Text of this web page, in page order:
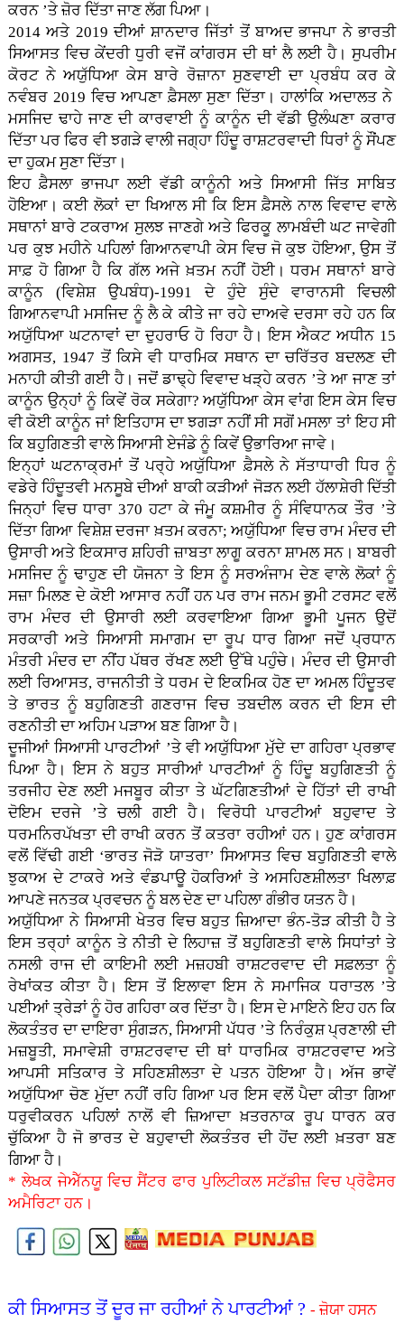
ਕਰਨ ’ਤੇ ਜ਼ੋਰ ਦਿੱਤਾ ਜਾਣ ਲੱਗ ਪਿਆ।
2014 ਅਤੇ 2019 ਦੀਆਂ ਸ਼ਾਨਦਾਰ ਜਿੱਤਾਂ ਤੋਂ ਬਾਅਦ ਭਾਜਪਾ ਨੇ ਭਾਰਤੀ
ਸਿਆਸਤ ਵਿਚ ਕੇਂਦਰੀ ਧੁਰੀ ਵਜੋਂ ਕਾਂਗਰਸ ਦੀ ਥਾਂ ਲੈ ਲਈ ਹੈ। ਸੁਪਰੀਮ
ਕੋਰਟ ਨੇ ਅਯੁੱਧਿਆ ਕੇਸ ਬਾਰੇ ਰੋਜ਼ਾਨਾ ਸੁਣਵਾਈ ਦਾ ਪ੍ਰਬੰਧ ਕਰ ਕੇ
ਨਵੰਬਰ 2019 ਵਿਚ ਆਪਣਾ ਫ਼ੈਸਲਾ ਸੁਣਾ ਦਿੱਤਾ। ਹਾਲਾਂਕਿ ਅਦਾਲਤ ਨੇ
ਮਸਜਿਦ ਢਾਹੇ ਜਾਣ ਦੀ ਕਾਰਵਾਈ ਨੂੰ ਕਾਨੂੰਨ ਦੀ ਵੱਡੀ ਉਲੰਘਣਾ ਕਰਾਰ
ਦਿੱਤਾ ਪਰ ਫਿਰ ਵੀ ਝਗੜੇ ਵਾਲੀ ਜਗ੍ਹਾ ਹਿੰਦੂ ਰਾਸ਼ਟਰਵਾਦੀ ਧਿਰਾਂ ਨੂੰ ਸੌਂਪਣ
ਦਾ ਹੁਕਮ ਸੁਣਾ ਦਿੱਤਾ।
ਇਹ ਫ਼ੈਸਲਾ ਭਾਜਪਾ ਲਈ ਵੱਡੀ ਕਾਨੂੰਨੀ ਅਤੇ ਸਿਆਸੀ ਜਿੱਤ ਸਾਬਿਤ
ਹੋਇਆ। ਕਈ ਲੋਕਾਂ ਦਾ ਖਿਆਲ ਸੀ ਕਿ ਇਸ ਫ਼ੈਸਲੇ ਨਾਲ ਵਿਵਾਦ ਵਾਲੇ
ਸਥਾਨਾਂ ਬਾਰੇ ਟਕਰਾਅ ਸੁਲਝ ਜਾਣਗੇ ਅਤੇ ਫਿਰਕੂ ਲਾਮਬੰਦੀ ਘਟ ਜਾਵੇਗੀ
ਪਰ ਕੁਝ ਮਹੀਨੇ ਪਹਿਲਾਂ ਗਿਆਨਵਾਪੀ ਕੇਸ ਵਿਚ ਜੋ ਕੁਝ ਹੋਇਆ, ਉਸ ਤੋਂ
ਸਾਫ਼ ਹੋ ਗਿਆ ਹੈ ਕਿ ਗੱਲ ਅਜੇ ਖ਼ਤਮ ਨਹੀਂ ਹੋਈ। ਧਰਮ ਸਥਾਨਾਂ ਬਾਰੇ
ਕਾਨੂੰਨ (ਵਿਸ਼ੇਸ਼ ਉਪਬੰਧ)-1991 ਦੇ ਹੁੰਦੇ ਸੁੰਦੇ ਵਾਰਾਨਸੀ ਵਿਚਲੀ
ਗਿਆਨਵਾਪੀ ਮਸਜਿਦ ਨੂੰ ਲੈ ਕੇ ਕੀਤੇ ਜਾ ਰਹੇ ਦਾਅਵੇ ਦਰਸਾ ਰਹੇ ਹਨ ਕਿ
ਅਯੁੱਧਿਆ ਘਟਨਾਵਾਂ ਦਾ ਦੁਹਰਾਓ ਹੋ ਰਿਹਾ ਹੈ। ਇਸ ਐਕਟ ਅਧੀਨ 15
ਅਗਸਤ, 1947 ਤੋਂ ਕਿਸੇ ਵੀ ਧਾਰਮਿਕ ਸਥਾਨ ਦਾ ਚਰਿੱਤਰ ਬਦਲਣ ਦੀ
ਮਨਾਹੀ ਕੀਤੀ ਗਈ ਹੈ। ਜਦੋਂ ਡਾਢ੍ਹੇ ਵਿਵਾਦ ਖੜ੍ਹੇ ਕਰਨ ’ਤੇ ਆ ਜਾਣ ਤਾਂ
ਕਾਨੂੰਨ ਉਨ੍ਹਾਂ ਨੂੰ ਕਿਵੇਂ ਰੋਕ ਸਕੇਗਾ? ਅਯੁੱਧਿਆ ਕੇਸ ਵਾਂਗ ਇਸ ਕੇਸ ਵਿਚ
ਵੀ ਕੋਈ ਕਾਨੂੰਨ ਜਾਂ ਇਤਿਹਾਸ ਦਾ ਝਗੜਾ ਨਹੀਂ ਸੀ ਸਗੋਂ ਮਸਲਾ ਤਾਂ ਇਹ ਸੀ
ਕਿ ਬਹੁਗਿਣਤੀ ਵਾਲੇ ਸਿਆਸੀ ਏਜੰਡੇ ਨੂੰ ਕਿਵੇਂ ਉਭਾਰਿਆ ਜਾਵੇ।
ਇਨ੍ਹਾਂ ਘਟਨਾਕ੍ਰਮਾਂ ਤੋਂ ਪਰ੍ਹੇ ਅਯੁੱਧਿਆ ਫ਼ੈਸਲੇ ਨੇ ਸੱਤਾਧਾਰੀ ਧਿਰ ਨੂੰ
ਵਡੇਰੇ ਹਿੰਦੂਤਵੀ ਮਨਸੂਬੇ ਦੀਆਂ ਬਾਕੀ ਕੜੀਆਂ ਜੋੜਨ ਲਈ ਹੱਲਾਸ਼ੇਰੀ ਦਿੱਤੀ
ਜਿਨ੍ਹਾਂ ਵਿਚ ਧਾਰਾ 370 ਹਟਾ ਕੇ ਜੰਮੂ ਕਸ਼ਮੀਰ ਨੂੰ ਸੰਵਿਧਾਨਕ ਤੌਰ ’ਤੇ
ਦਿੱਤਾ ਗਿਆ ਵਿਸ਼ੇਸ਼ ਦਰਜਾ ਖ਼ਤਮ ਕਰਨਾ; ਅਯੁੱਧਿਆ ਵਿਚ ਰਾਮ ਮੰਦਰ ਦੀ
ਉਸਾਰੀ ਅਤੇ ਇਕਸਾਰ ਸ਼ਹਿਰੀ ਜ਼ਾਬਤਾ ਲਾਗੂ ਕਰਨਾ ਸ਼ਾਮਲ ਸਨ। ਬਾਬਰੀ
ਮਸਜਿਦ ਨੂੰ ਢਾਹੁਣ ਦੀ ਯੋਜਨਾ ਤੇ ਇਸ ਨੂੰ ਸਰਅੰਜਾਮ ਦੇਣ ਵਾਲੇ ਲੋਕਾਂ ਨੂੰ
ਸਜ਼ਾ ਮਿਲਣ ਦੇ ਕੋਈ ਆਸਾਰ ਨਹੀਂ ਹਨ ਪਰ ਰਾਮ ਜਨਮ ਭੂਮੀ ਟਰਸਟ ਵਲੋਂ
ਰਾਮ ਮੰਦਰ ਦੀ ਉਸਾਰੀ ਲਈ ਕਰਵਾਇਆ ਗਿਆ ਭੂਮੀ ਪੂਜਨ ਉਦੋਂ
ਸਰਕਾਰੀ ਅਤੇ ਸਿਆਸੀ ਸਮਾਗਮ ਦਾ ਰੂਪ ਧਾਰ ਗਿਆ ਜਦੋਂ ਪ੍ਰਧਾਨ
ਮੰਤਰੀ ਮੰਦਰ ਦਾ ਨੀਂਹ ਪੱਥਰ ਰੱਖਣ ਲਈ ਉੱਥੇ ਪਹੁੰਚੇ। ਮੰਦਰ ਦੀ ਉਸਾਰੀ
ਲਈ ਰਿਆਸਤ, ਰਾਜਨੀਤੀ ਤੇ ਧਰਮ ਦੇ ਇਕਮਿਕ ਹੋਣ ਦਾ ਅਮਲ ਹਿੰਦੂਤਵ
ਤੇ ਭਾਰਤ ਨੂੰ ਬਹੁਗਿਣਤੀ ਗਣਰਾਜ ਵਿਚ ਤਬਦੀਲ ਕਰਨ ਦੀ ਇਸ ਦੀ
ਰਣਨੀਤੀ ਦਾ ਅਹਿਮ ਪੜਾਅ ਬਣ ਗਿਆ ਹੈ।
ਦੂਜੀਆਂ ਸਿਆਸੀ ਪਾਰਟੀਆਂ ’ਤੇ ਵੀ ਅਯੁੱਧਿਆ ਮੁੱਦੇ ਦਾ ਗਹਿਰਾ ਪ੍ਰਭਾਵ
ਪਿਆ ਹੈ। ਇਸ ਨੇ ਬਹੁਤ ਸਾਰੀਆਂ ਪਾਰਟੀਆਂ ਨੂੰ ਹਿੰਦੂ ਬਹੁਗਿਣਤੀ ਨੂੰ
ਤਰਜੀਹ ਦੇਣ ਲਈ ਮਜਬੂਰ ਕੀਤਾ ਤੇ ਘੱਟਗਿਣਤੀਆਂ ਦੇ ਹਿੱਤਾਂ ਦੀ ਰਾਖੀ
ਦੋਇਮ ਦਰਜੇ ’ਤੇ ਚਲੀ ਗਈ ਹੈ। ਵਿਰੋਧੀ ਪਾਰਟੀਆਂ ਬਹੁਵਾਦ ਤੇ
ਧਰਮਨਿਰਪੱਖਤਾ ਦੀ ਰਾਖੀ ਕਰਨ ਤੋਂ ਕਤਰਾ ਰਹੀਆਂ ਹਨ। ਹੁਣ ਕਾਂਗਰਸ
ਵਲੋਂ ਵਿੱਢੀ ਗਈ ‘ਭਾਰਤ ਜੋੜੋ ਯਾਤਰਾ’ ਸਿਆਸਤ ਵਿਚ ਬਹੁਗਿਣਤੀ ਵਾਲੇ
ਝੁਕਾਅ ਦੇ ਟਾਕਰੇ ਅਤੇ ਵੰਡਪਾਊ ਹੋਕਰਿਆਂ ਤੇ ਅਸਹਿਣਸ਼ੀਲਤਾ ਖਿਲਾਫ਼
ਆਪਣੇ ਜਨਤਕ ਪ੍ਰਵਚਨ ਨੂੰ ਬਲ ਦੇਣ ਦਾ ਪਹਿਲਾ ਗੰਭੀਰ ਯਤਨ ਹੈ।
ਅਯੁੱਧਿਆ ਨੇ ਸਿਆਸੀ ਖੇਤਰ ਵਿਚ ਬਹੁਤ ਜ਼ਿਆਦਾ ਭੰਨ-ਤੋੜ ਕੀਤੀ ਹੈ ਤੇ
ਇਸ ਤਰ੍ਹਾਂ ਕਾਨੂੰਨ ਤੇ ਨੀਤੀ ਦੇ ਲਿਹਾਜ਼ ਤੋਂ ਬਹੁਗਿਣਤੀ ਵਾਲੇ ਸਿਧਾਂਤਾਂ ਤੇ
ਨਸਲੀ ਰਾਜ ਦੀ ਕਾਇਮੀ ਲਈ ਮਜ਼ਹਬੀ ਰਾਸ਼ਟਰਵਾਦ ਦੀ ਸਫ਼ਲਤਾ ਨੂੰ
ਰੇਖਾਂਕਤ ਕੀਤਾ ਹੈ। ਇਸ ਤੋਂ ਇਲਾਵਾ ਇਸ ਨੇ ਸਮਾਜਿਕ ਧਰਾਤਲ ’ਤੇ
ਪਈਆਂ ਤ੍ਰੇੜਾਂ ਨੂੰ ਹੋਰ ਗਹਿਰਾ ਕਰ ਦਿੱਤਾ ਹੈ। ਇਸ ਦੇ ਮਾਇਨੇ ਇਹ ਹਨ ਕਿ
ਲੋਕਤੰਤਰ ਦਾ ਦਾਇਰਾ ਸੁੰਗੜਨ, ਸਿਆਸੀ ਪੱਧਰ ’ਤੇ ਨਿਰੰਕੁਸ਼ ਪ੍ਰਣਾਲੀ ਦੀ
ਮਜ਼ਬੂਤੀ, ਸਮਾਵੇਸ਼ੀ ਰਾਸ਼ਟਰਵਾਦ ਦੀ ਥਾਂ ਧਾਰਮਿਕ ਰਾਸ਼ਟਰਵਾਦ ਅਤੇ
ਆਪਸੀ ਸਤਿਕਾਰ ਤੇ ਸਹਿਣਸ਼ੀਲਤਾ ਦੇ ਪਤਨ ਹੋਇਆ ਹੈ। ਅੱਜ ਭਾਵੇਂ
ਅਯੁੱਧਿਆ ਚੋਣ ਮੁੱਦਾ ਨਹੀਂ ਰਹਿ ਗਿਆ ਪਰ ਇਸ ਵਲੋਂ ਪੈਦਾ ਕੀਤਾ ਗਿਆ
ਧਰੁਵੀਕਰਨ ਪਹਿਲਾਂ ਨਾਲੋਂ ਵੀ ਜ਼ਿਆਦਾ ਖ਼ਤਰਨਾਕ ਰੂਪ ਧਾਰਨ ਕਰ
ਚੁੱਕਿਆ ਹੈ ਜੋ ਭਾਰਤ ਦੇ ਬਹੁਵਾਦੀ ਲੋਕਤੰਤਰ ਦੀ ਹੋਂਦ ਲਈ ਖ਼ਤਰਾ ਬਣ
ਗਿਆ ਹੈ।
* ਲੇਖਕ ਜੇਐੱਨਯੂ ਵਿਚ ਸੈਂਟਰ ਫਾਰ ਪੁਲਿਟੀਕਲ ਸਟੱਡੀਜ਼ ਵਿਚ ਪ੍ਰੋਫੈਸਰ
ਅਮੈਰਿਟਾ ਹਨ।
ਕੀ ਸਿਆਸਤ ਤੋਂ ਦੂਰ ਜਾ ਰਹੀਆਂ ਨੇ ਪਾਰਟੀਆਂ ? - ਜ਼ੋਯਾ ਹਸਨ